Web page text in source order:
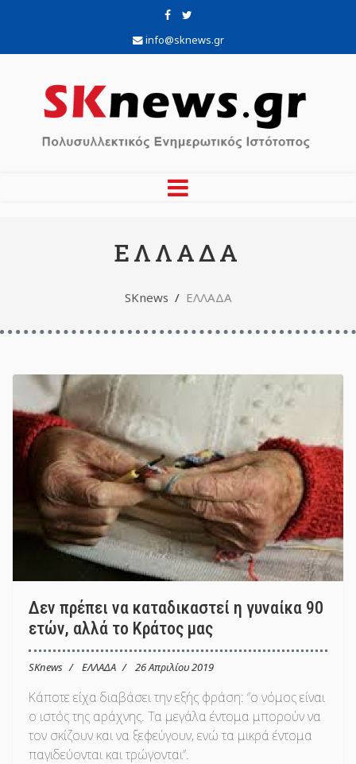
info@sknews.gr
ΕΛΛΑΔΑ
SKnews ΕΛΛΑΔΑ
Δεν πρέπει να καταδικαστεί η γυναίκα 90
ετών, αλλά το Κράτος μας
SKnews ΕΛΛΑΔΑ 26 Απριλίου 2019
Κάποτε είχα διαβάσει την εξής φράση: ‘’ο νόμος είναι
ο ιστός της αράχνης. Τα μεγάλα έντομα μπορούν να
τον σκίζουν και να ξεφεύγουν, ενώ τα μικρά έντομα
παγιδεύονται και τρώγονται’’.